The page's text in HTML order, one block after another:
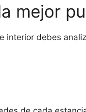
mejor
interior debes